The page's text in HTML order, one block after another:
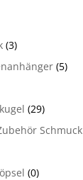
(3)
(5)
(29)
Schmuck
(0)